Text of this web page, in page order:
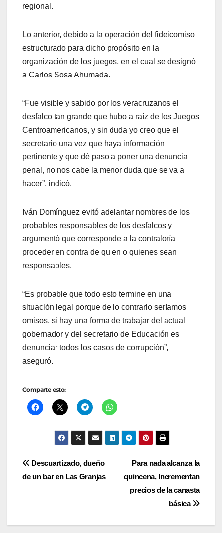
regional.
Lo anterior, debido a la operación del fideicomiso
estructurado para dicho propósito en la
organización de los juegos, en el cual se designó
a Carlos Sosa Ahumada.
“Fue visible y sabido por los veracruzanos el
desfalco tan grande que hubo a raíz de los Juegos
Centroamericanos, y sin duda yo creo que el
secretario una vez que haya información
pertinente y que dé paso a poner una denuncia
penal, no nos cabe la menor duda que se va a
hacer”, indicó.
Iván Domínguez evitó adelantar nombres de los
probables responsables de los desfalcos y
argumentó que corresponde a la contraloría
proceder en contra de quien o quienes sean
responsables.
“Es probable que todo esto termine en una
situación legal porque de lo contrario seríamos
omisos, si hay una forma de trabajar del actual
gobernador y del secretario de Educación es
denunciar todos los casos de corrupción”,
aseguró.
Comparte esto:
Navegación
Para nada alcanza la
quincena, Incrementan
precios de la canasta
básica
Descuartizado, dueño
de un bar en Las Granjas